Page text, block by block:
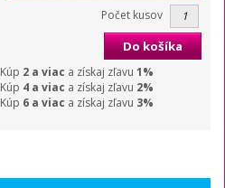
Počet kusov
Do košíka
Kúp 2 a viac a získaj zľavu 1%
Kúp 4 a viac a získaj zľavu 2%
Kúp 6 a viac a získaj zľavu 3%